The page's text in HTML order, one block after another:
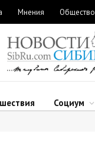
Мнения Общество
Социум